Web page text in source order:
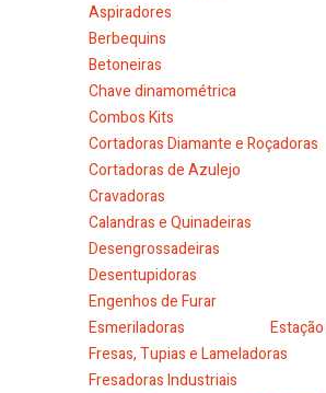
Aspiradores
Berbequins
Betoneiras
Chave dinamométrica
Combos Kits
Cortadoras Diamante e Roçadoras
Cortadoras de Azulejo
Cravadoras
Calandras e Quinadeiras
Desengrossadeiras
Desentupidoras
Engenhos de Furar
Esmeriladoras
Fresas, Tupias e Lameladoras
Fresadoras Industriais